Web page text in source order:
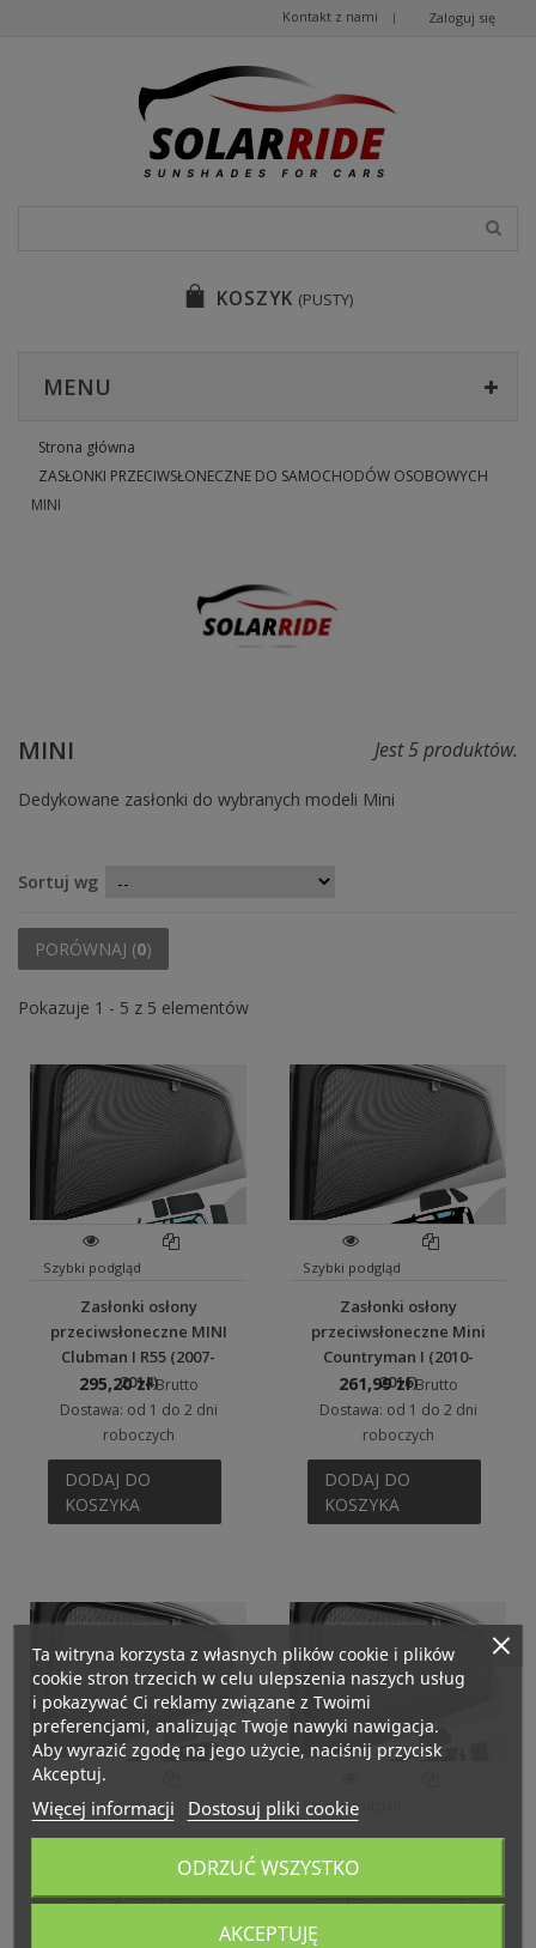
Zaloguj się
Kontakt z nami
KOSZYK (PUSTY)
MENU
Strona główna
ZASŁONKI PRZECIWSŁONECZNE DO SAMOCHODÓW OSOBOWYCH
MINI
MINI Jest 5 produktów.
Dedykowane zasłonki do wybranych modeli Mini
Sortuj wg
PORÓWNAJ (0)
Pokazuje 1 - 5 z 5 elementów
Szybki podgląd
Zasłonki osłony
przeciwsłoneczne MINI
Clubman I R55 (2007-
2014)
295,20 zł Brutto
Dostawa: od 1 do 2 dni
roboczych
DODAJ DO
KOSZYKA
Szybki podgląd
Zasłonki osłony
przeciwsłoneczne Mini
Countryman I (2010-
2016)
261,99 zł Brutto
Dostawa: od 1 do 2 dni
roboczych
DODAJ DO
KOSZYKA
Szybki podgląd
Zasłonki osłony
przeciwsłoneczne Mini
Countryman I (2010-
Szybki podgląd
Zasłonki osłony
przeciwsłoneczne Mini
Cooper II / Mini One II
Ta witryna korzysta z własnych plików cookie i plików
cookie stron trzecich w celu ulepszenia naszych usług
i pokazywać Ci reklamy związane z Twoimi
preferencjami, analizując Twoje nawyki nawigacja.
Aby wyrazić zgodę na jego użycie, naciśnij przycisk
Akceptuj.
Więcej informacji Dostosuj pliki cookie
ODRZUĆ WSZYSTKO
AKCEPTUJĘ